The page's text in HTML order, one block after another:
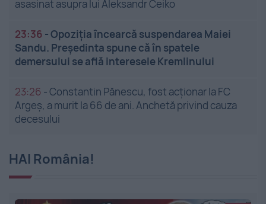
asasinat asupra lui Aleksandr Ceiko
23:36 -Opoziția încearcă suspendarea Maiei
Sandu. Președinta spune că în spatele
demersului se află interesele Kremlinului
23:26 -Constantin Pănescu, fost acționar la FC
Argeș, a murit la 66 de ani. Anchetă privind cauza
decesului
HAI România!